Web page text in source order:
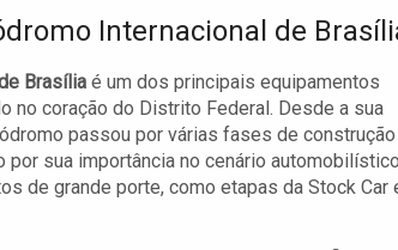
Internacional de
Brasília é um dos principais equipamentos
no coração do Distrito Federal. Desde a sua
passou por várias fases de
por sua importância no cenário automobilístico
de grande porte, como etapas da Stock Car